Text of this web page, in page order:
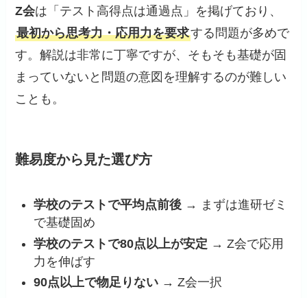
Z会は「テスト高得点は通過点」を掲げており、
最初から思考力・応用力を要求する問題が多めで
す。解説は非常に丁寧ですが、そもそも基礎が固
まっていないと問題の意図を理解するのが難しい
ことも。
難易度から見た選び方
学校のテストで平均点前後 → まずは進研ゼミ
で基礎固め
学校のテストで80点以上が安定 → Z会で応用
力を伸ばす
90点以上で物足りない → Z会一択